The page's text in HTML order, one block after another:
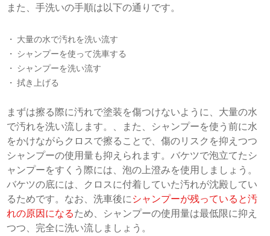
また、手洗いの手順は以下の通りです。
大量の水で汚れを洗い流す
シャンプーを使って洗車する
シャンプーを洗い流す
拭き上げる
まずは擦る際に汚れで塗装を傷つけないように、大量の水
で汚れを洗い流します。、また、シャンプーを使う前に水
をかけながらクロスで擦ることで、傷のリスクを抑えつつ
シャンプーの使用量も抑えられます。バケツで泡立てたシ
ャンプーをすくう際には、泡の上澄みを使用しましょう。
バケツの底には、クロスに付着していた汚れが沈殿してい
るためです。なお、洗車後に シャンプーが残っていると汚
れの原因になるため、シャンプーの使用量は最低限に抑え
つつ、完全に洗い流しましょう。